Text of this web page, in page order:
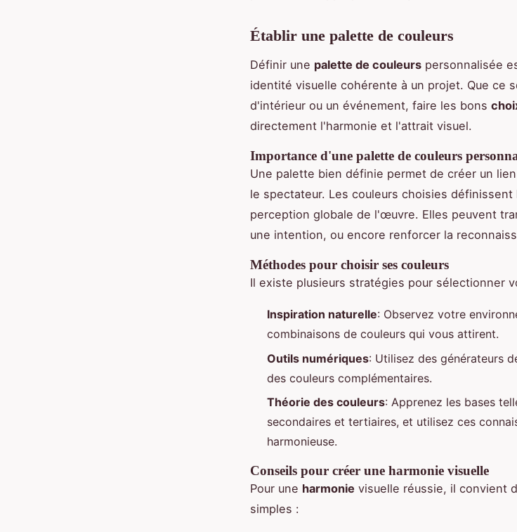
Établir une palette de couleurs
Définir une palette de couleurs personnalisée
identité visuelle cohérente à un projet. Que ce
d'intérieur ou un événement, faire les bons
directement l'harmonie et l'attrait visuel.
Importance d'une palette de couleurs
Une palette bien définie permet de créer un
le spectateur. Les couleurs choisies définissent
perception globale de l'œuvre. Elles peuvent
une intention, ou encore renforcer la
Méthodes pour choisir ses couleurs
Il existe plusieurs stratégies pour sélectionner
Inspiration naturelle: Observez votre
combinaisons de couleurs qui vous attirent.
Outils numériques: Utilisez des générateurs
des couleurs complémentaires.
Théorie des couleurs: Apprenez les bases
secondaires et tertiaires, et utilisez ces
harmonieuse.
Conseils pour créer une harmonie visuelle
Pour une harmonie visuelle réussie, il convient
simples :